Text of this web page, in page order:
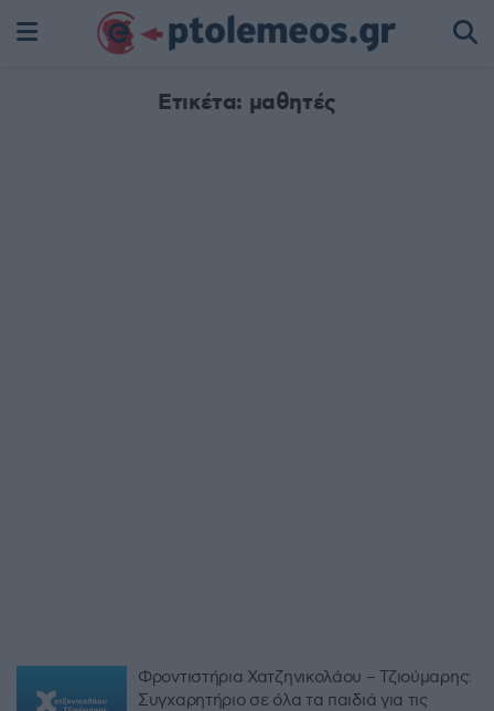
Ετικέτα: μαθητές
Φροντιστήρια Χατζηνικολάου – Τζιούμαρης:
Συγχαρητήριο σε όλα τα παιδιά για τις